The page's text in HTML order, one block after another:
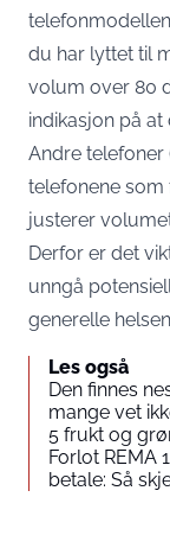
du har lyttet til
volum over 80
indikasjon på at
Andre telefoner
telefonene som
justerer
Derfor er det
unngå
generelle
Les også
Den finnes
mange vet
5 frukt og
Forlot REMA
betale: Så